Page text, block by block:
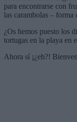
para encontrarse con
las carambolas – forma
¿Os hemos puesto los
tortugas en la playa en
Ahora sí ¡¿eh?!